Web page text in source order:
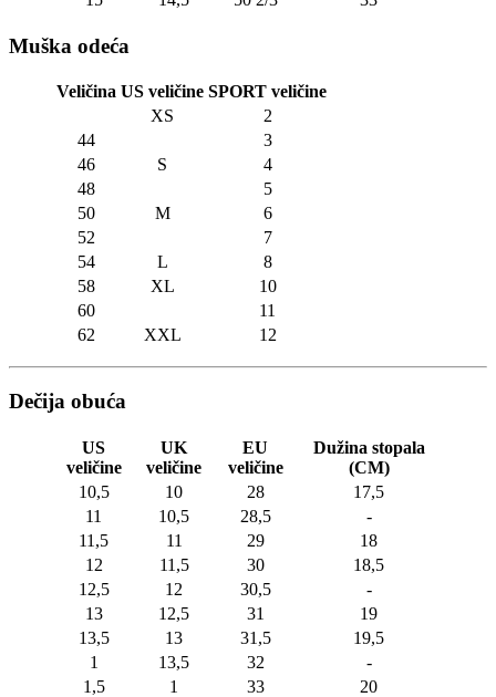
Muška odeća
Veličina US veličine SPORT veličine
XS
2
44
3
46
S
4
48
5
50
M
6
52
7
54
L
8
58
XL
10
60
11
62
XXL 12
Dečija obuća
US
veličine
UK
veličine
EU
veličine
Dužina stopala
(CM)
10,5
10 28
17,5
11
10,5 28,5
-
11,5
11 29
18
12
11,5 30
18,5
12,5
12 30,5
-
13
12,5 31
19
13,5
13 31,5
19,5
1
13,5 32
-
1,5
1 33
20